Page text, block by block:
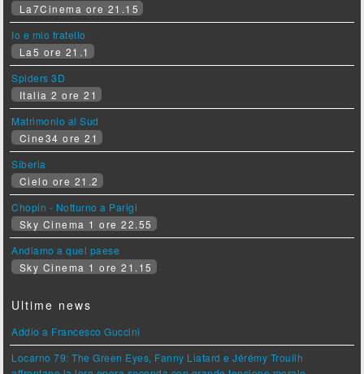
La7Cinema ore 21.15
Io e mio fratello
La5 ore 21.1
Spiders 3D
Italia 2 ore 21
Matrimonio al Sud
Cine34 ore 21
Siberia
Cielo ore 21.2
Chopin - Notturno a Parigi
Sky Cinema 1 ore 22.55
Andiamo a quel paese
Sky Cinema 1 ore 21.15
Ultime news
Addio a Francesco Guccini
Locarno 79: The Green Eyes, Fanny Liatard e Jérémy Trouilh